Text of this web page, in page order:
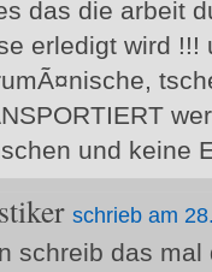
das die arbeit
erledigt wird
und keine
schrieb am
schreib das mal